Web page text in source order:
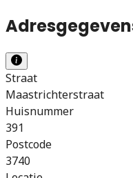
Straat
Maastrichterstraat
Huisnummer
391
Postcode
3740